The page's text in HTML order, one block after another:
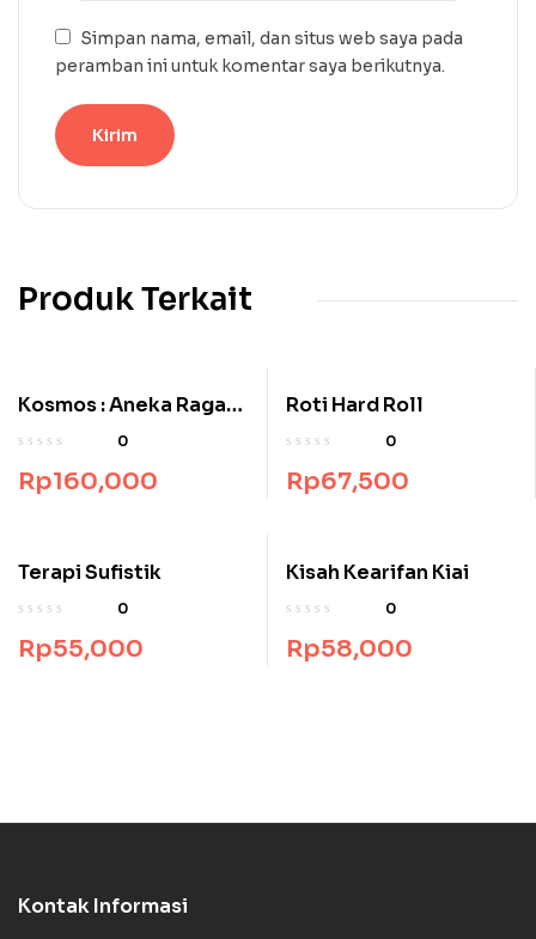
Simpan nama, email, dan situs web saya pada
peramban ini untuk komentar saya berikutnya.
Produk Terkait
Kosmos : Aneka Ragam
Dunia
0
Rp160,000
Roti Hard Roll
0
Rp67,500
Terapi Sufistik
0
Rp55,000
Kisah Kearifan Kiai
0
Rp58,000
Kontak Informasi